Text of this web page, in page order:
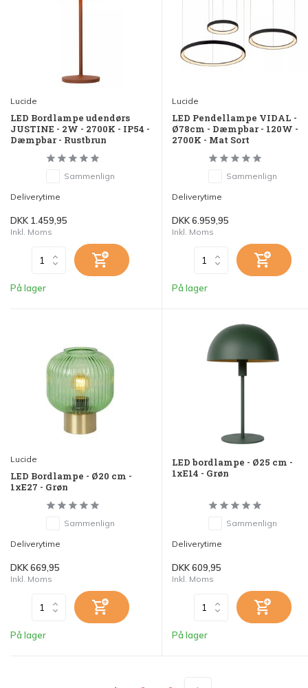
Lucide
LED Bordlampe udendørs
JUSTINE - 2W - 2700K - IP54 -
Dæmpbar - Rustbrun
Sammenlign
Deliverytime
DKK 1.459,95
Inkl. Moms
På lager
Lucide
LED Pendellampe VIDAL -
Ø78cm - Dæmpbar - 120W -
2700K - Mat Sort
Sammenlign
Deliverytime
DKK 6.959,95
Inkl. Moms
På lager
Lucide
LED Bordlampe - Ø20 cm -
1xE27 - Grøn
Sammenlign
Deliverytime
DKK 669,95
Inkl. Moms
På lager
LED bordlampe - Ø25 cm -
1xE14 - Grøn
Sammenlign
Deliverytime
DKK 609,95
Inkl. Moms
På lager